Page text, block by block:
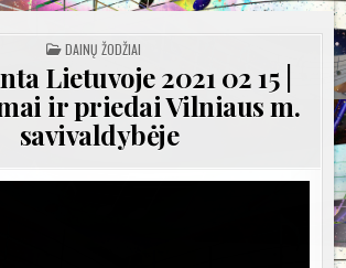
POSTED
IN
DAINŲ ŽODŽIAI
Lietuvoje 2021 02 15 |
ir priedai Vilniaus m.
savivaldybėje